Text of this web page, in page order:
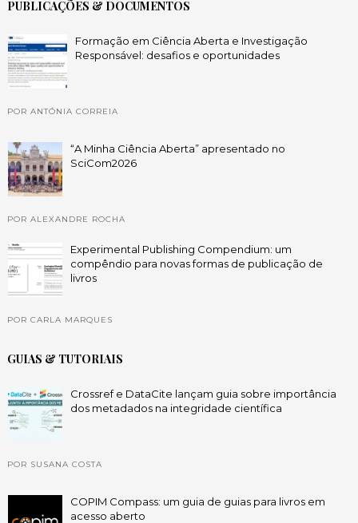
PUBLICAÇÕES & DOCUMENTOS
Formação em Ciência Aberta e Investigação
Responsável: desafios e oportunidades
POR ANTÓNIA CORREIA
“A Minha Ciência Aberta” apresentado no
SciCom2026
POR ALEXANDRE ROCHA
Experimental Publishing Compendium: um
compêndio para novas formas de publicação de
livros
POR CARLA MARQUES
GUIAS & TUTORIAIS
Crossref e DataCite lançam guia sobre importância
dos metadados na integridade científica
POR SUSANA COSTA
COPIM Compass: um guia de guias para livros em
acesso aberto